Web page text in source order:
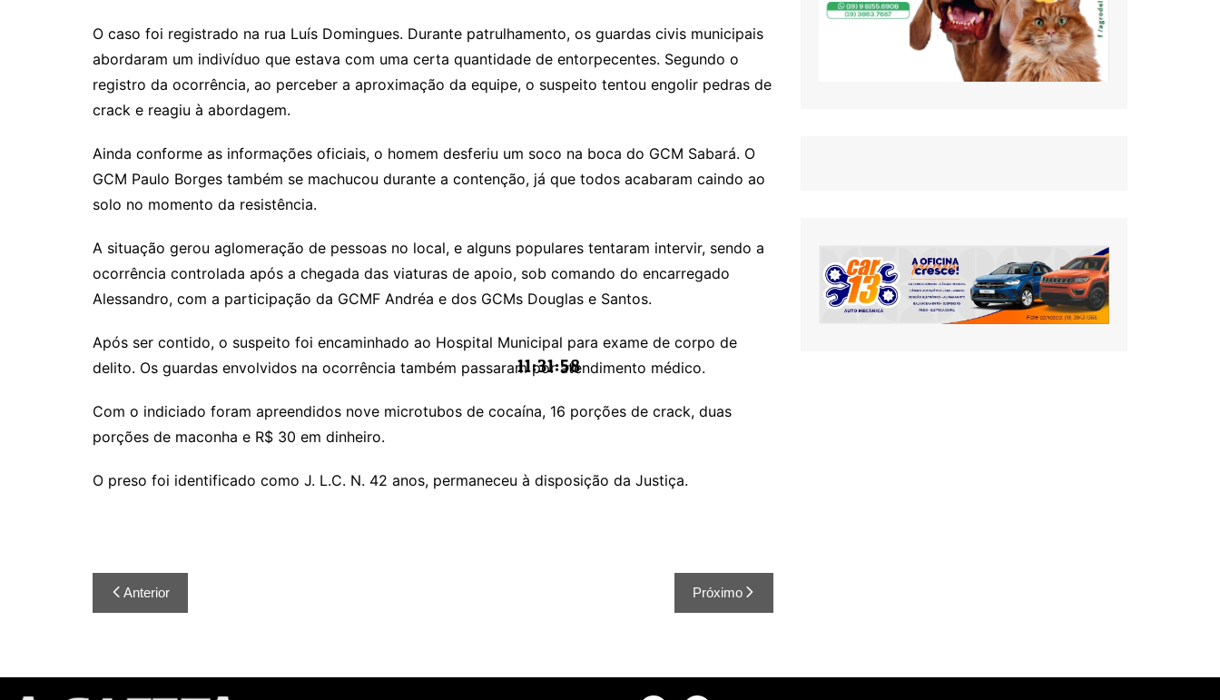
11:31:59
O caso foi registrado na rua Luís Domingues. Durante patrulhamento, os guardas civis municipais
abordaram um indivíduo que estava com uma certa quantidade de entorpecentes. Segundo o
registro da ocorrência, ao perceber a aproximação da equipe, o suspeito tentou engolir pedras de
crack e reagiu à abordagem.
Ainda conforme as informações oficiais, o homem desferiu um soco na boca do GCM Sabará. O
GCM Paulo Borges também se machucou durante a contenção, já que todos acabaram caindo ao
solo no momento da resistência.
A situação gerou aglomeração de pessoas no local, e alguns populares tentaram intervir, sendo a
ocorrência controlada após a chegada das viaturas de apoio, sob comando do encarregado
Alessandro, com a participação da GCMF Andréa e dos GCMs Douglas e Santos.
Após ser contido, o suspeito foi encaminhado ao Hospital Municipal para exame de corpo de
delito. Os guardas envolvidos na ocorrência também passaram por atendimento médico.
Com o indiciado foram apreendidos nove microtubos de cocaína, 16 porções de crack, duas
porções de maconha e R$ 30 em dinheiro.
O preso foi identificado como J. L.C. N. 42 anos, permaneceu à disposição da Justiça.
Anterior Próximo